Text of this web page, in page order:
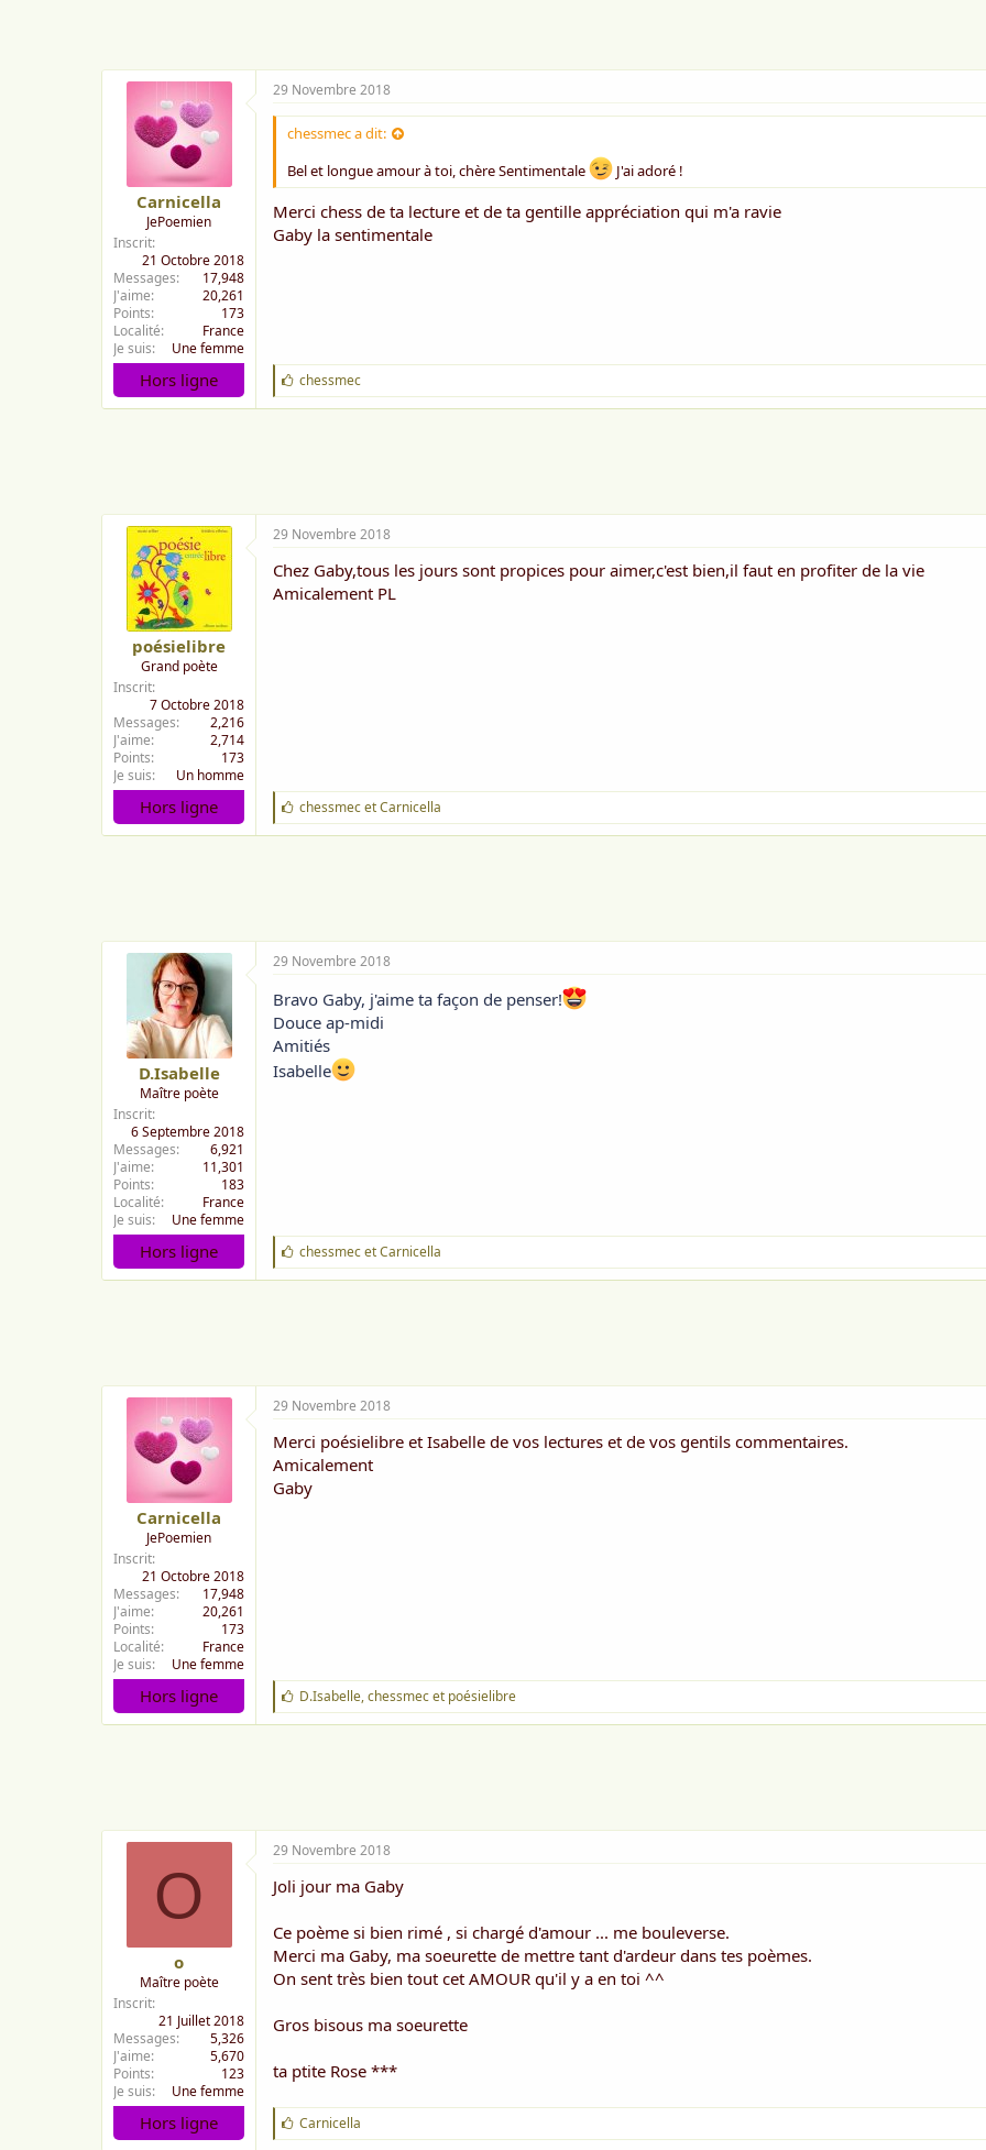
Carnicella
JePoemien
Inscrit
21 Octobre 2018
Messages
17,948
J'aime
20,261
Points
173
Localité
France
Je suis
Une femme
Hors ligne
29 Novembre 2018
chessmec a dit:
Bel et longue amour à toi, chère Sentimentale
J'ai adoré !
Merci chess de ta lecture et de ta gentille appréciation qui m'a ravie
Gaby la sentimentale
J
'
a
chessmec
poésielibre
Grand poète
Inscrit
7 Octobre 2018
Messages
2,216
J'aime
2,714
Points
173
Je suis
Un homme
Hors ligne
29 Novembre 2018
Chez Gaby,tous les jours sont propices pour aimer,c'est bien,il faut en profiter de la vie
Amicalement PL
J
'
a
chessmecetCarnicella
D.Isabelle
Maître poète
Inscrit
6 Septembre 2018
Messages
6,921
J'aime
11,301
Points
183
Localité
France
Je suis
Une femme
Hors ligne
29 Novembre 2018
Bravo Gaby, j'aime ta façon de penser!
Douce ap-midi
Amitiés
Isabelle
J
'
a
chessmecetCarnicella
Carnicella
JePoemien
Inscrit
21 Octobre 2018
Messages
17,948
J'aime
20,261
Points
173
Localité
France
Je suis
Une femme
Hors ligne
29 Novembre 2018
Merci poésielibre et Isabelle de vos lectures et de vos gentils commentaires.
Amicalement
Gaby
J
'
a
D.Isabelle,chessmecet poésielibre
O
o
Maître poète
Inscrit
21 Juillet 2018
Messages
5,326
J'aime
5,670
Points
123
Je suis
Une femme
Hors ligne
29 Novembre 2018
Joli jour ma Gaby
Ce poème si bien rimé , si chargé d'amour ... me bouleverse.
Merci ma Gaby, ma soeurette de mettre tant d'ardeur dans tes poèmes.
On sent très bien tout cet AMOUR qu'il y a en toi ^^
Gros bisous ma soeurette
ta ptite Rose ***
J
'
Carnicella